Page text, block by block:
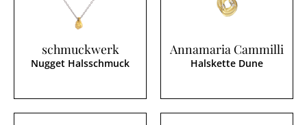
schmuckwerk
Nugget Halsschmuck
Annamaria Cammilli
Halskette Dune